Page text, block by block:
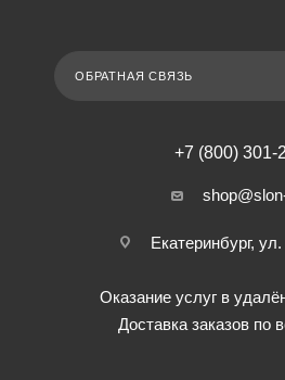
ОБРАТНАЯ СВЯЗЬ
+7 (800) 301-
Екатеринбург,
Оказание услуг в
Доставка заказов по